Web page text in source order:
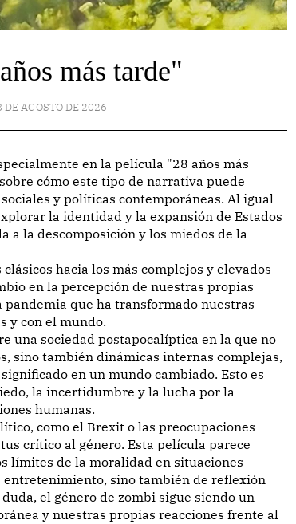
más tarde"
DE AGOSTO DE 2026
cómo este tipo de narrativa puede
y políticas contemporáneas. Al igual
la identidad y la expansión de Estados
a la descomposición y los miedos de la
hacia los más complejos y elevados
en la percepción de nuestras propias
pandemia que ha transformado nuestras
y con el mundo.
una sociedad postapocalíptica en la que no
sino también dinámicas internas complejas,
en un mundo cambiado. Esto es
la incertidumbre y la lucha por la
humanas.
como el Brexit o las preocupaciones
crítico al género. Esta película parece
límites de la moralidad en situaciones
entretenimiento, sino también de reflexión
el género de zombi sigue siendo un
y nuestras propias reacciones frente al